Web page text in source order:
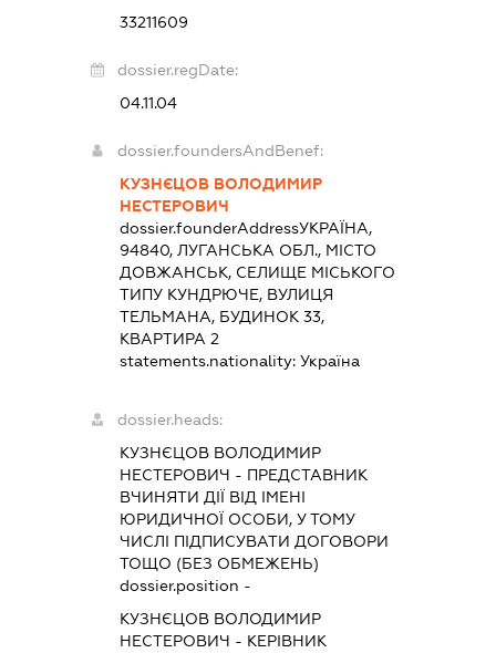
33211609
dossier.regDate:
04.11.04
dossier.foundersAndBenef:
КУЗНЄЦОВ ВОЛОДИМИР
НЕСТЕРОВИЧ
dossier.founderAddressУКРАЇНА,
94840, ЛУГАНСЬКА ОБЛ., МІСТО
ДОВЖАНСЬК, СЕЛИЩЕ МІСЬКОГО
ТИПУ КУНДРЮЧЕ, ВУЛИЦЯ
ТЕЛЬМАНА, БУДИНОК 33,
КВАРТИРА 2
statements.nationality:Україна
dossier.heads:
КУЗНЄЦОВ ВОЛОДИМИР
НЕСТЕРОВИЧ - ПРЕДСТАВНИК
ВЧИНЯТИ ДІЇ ВІД ІМЕНІ
ЮРИДИЧНОЇ ОСОБИ, У ТОМУ
ЧИСЛІ ПІДПИСУВАТИ ДОГОВОРИ
ТОЩО (БЕЗ ОБМЕЖЕНЬ)
dossier.position -
КУЗНЄЦОВ ВОЛОДИМИР
НЕСТЕРОВИЧ - КЕРІВНИК